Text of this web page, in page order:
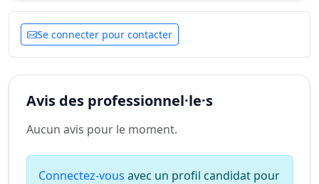
Se connecter pour contacter
Avis des professionnel·le·s
Aucun avis pour le moment.
Connectez-vous avec un profil candidat pour